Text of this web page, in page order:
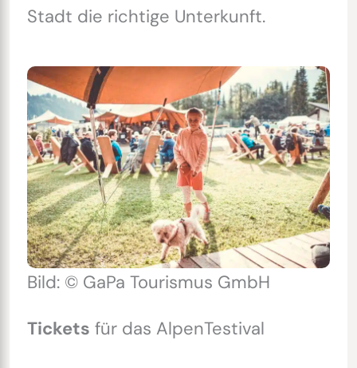
Stadt die richtige Unterkunft.
Bild: © GaPa Tourismus GmbH
Tickets für das AlpenTestival